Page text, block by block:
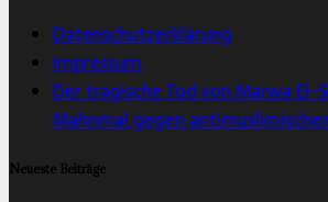
Datenschutzerklärung
Impressum
Der tragische Tod von Marwa El-
Mahnmal gegen
Neueste Beiträge